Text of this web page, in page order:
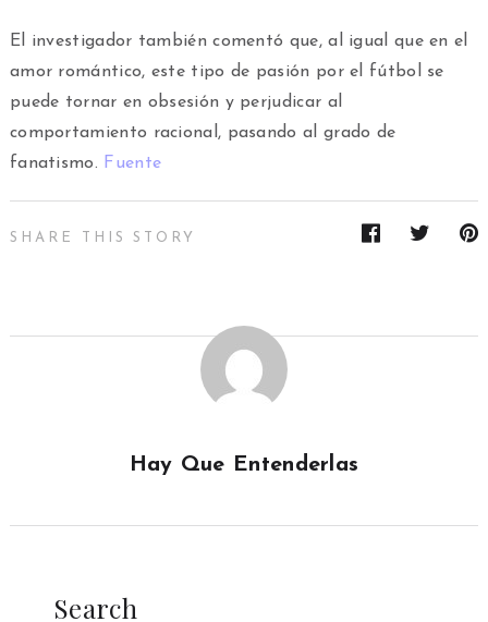
El investigador también comentó que, al igual que en el
amor romántico, este tipo de pasión por el fútbol se
puede tornar en obsesión y perjudicar al
comportamiento racional, pasando al grado de
fanatismo. Fuente
SHARE THIS STORY
Hay Que Entenderlas
Search